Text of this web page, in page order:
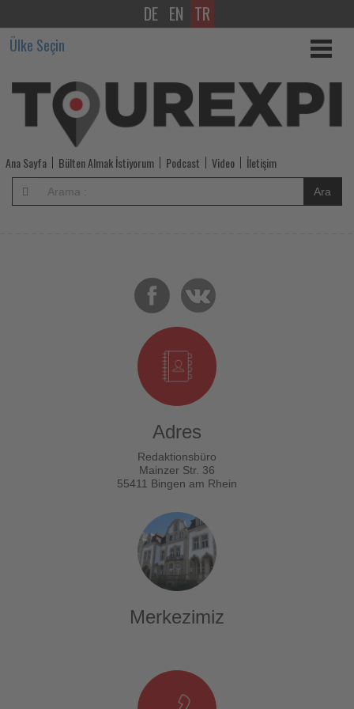
-
Tourexpi,
sizler
için
turizmde
olup
bitenleri
DE EN TR
Ülke Seçin
Ana Sayfa Bülten Almak İstiyorum Podcast Video İletişim
Ara
Adres
Redaktionsbüro
Mainzer Str. 36
55411 Bingen am Rhein
Merkezimiz